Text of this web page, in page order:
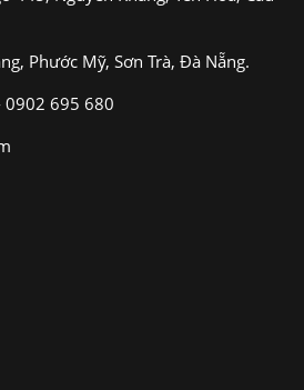
Phước Mỹ, Sơn Trà, Đà Nẵng.
0902 695 680